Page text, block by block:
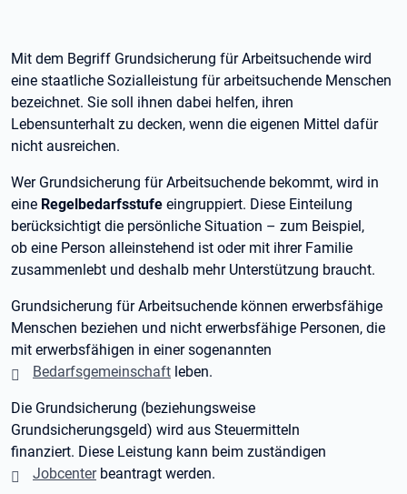
Mit dem Begriff Grundsicherung für Arbeitsuchende wird
eine staatliche Sozialleistung für arbeitsuchende Menschen
bezeichnet. Sie soll ihnen dabei helfen, ihren
Lebensunterhalt zu decken, wenn die eigenen Mittel dafür
nicht ausreichen.
Wer Grundsicherung für Arbeitsuchende bekommt, wird in
eine Regelbedarfsstufe eingruppiert. Diese Einteilung
berücksichtigt die persönliche Situation – zum Beispiel,
ob eine Person alleinstehend ist oder mit ihrer Familie
zusammenlebt und deshalb mehr Unterstützung braucht.
Grundsicherung für Arbeitsuchende können erwerbsfähige
Menschen beziehen und nicht erwerbsfähige Personen, die
mit erwerbsfähigen in einer sogenannten
Bedarfsgemeinschaft leben.
Die Grundsicherung (beziehungsweise
Grundsicherungsgeld) wird aus Steuermitteln
finanziert. Diese Leistung kann beim zuständigen
Jobcenterbeantragt werden.